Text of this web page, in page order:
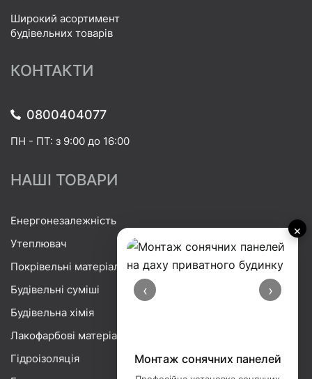
×
‹ ›
Монтаж сонячних панелей
Широкий асортимент
будівельних товарів
КОНТАКТИ
0800404077
ПН - ПТ: з 9:00 до 16:00
НАШІ ТОВАРИ
Енергонезалежність
Утеплювач
Покрівельні матеріали
Будівельні суміші
Будівельна хімія
Лакофарбові матеріали
Гідроізоляція